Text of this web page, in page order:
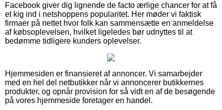
Facebook giver dig lignende de facto ærlige chancer for at få
et kig ind i netshoppens popularitet. Her møder vi faktisk
firmaer på nettet hvor folk kan sammensætte en anmeldelse
af købsoplevelsen, hvilket ligeledes bør udnyttes til at
bedømme tidligere kunders oplevelser.
Hjemmesiden er finansieret af annoncer. Vi samarbejder
med en hel del netbutikker når vi annoncerer butikkernes
produkter, og opnår provision for så vidt en af de besøgende
på vores hjemmeside foretager en handel.